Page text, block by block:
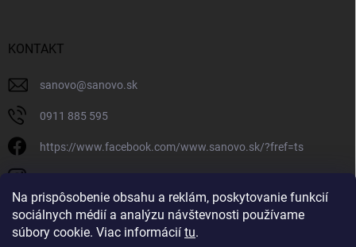
Na prispôsobenie obsahu a reklám, poskytovanie funkcií
sociálnych médií a analýzu návštevnosti používame
súbory cookie. Viac informácií tu.
KONTAKT
sanovo@sanovo.sk
0911 885 595
https://www.facebook.com/www.sanovo.sk/?fref=ts